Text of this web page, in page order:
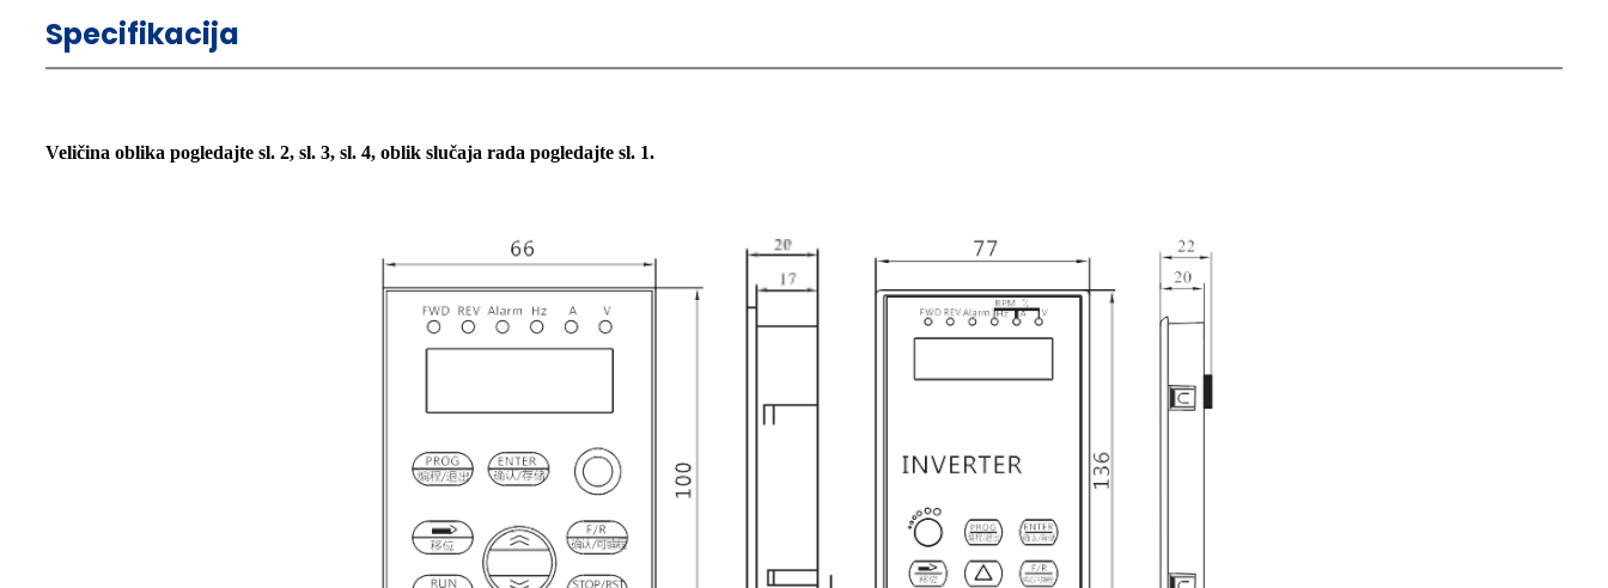
Specifikacija
Veličina oblika pogledajte sl. 2, sl. 3, sl. 4, oblik slučaja rada pogledajte sl. 1.